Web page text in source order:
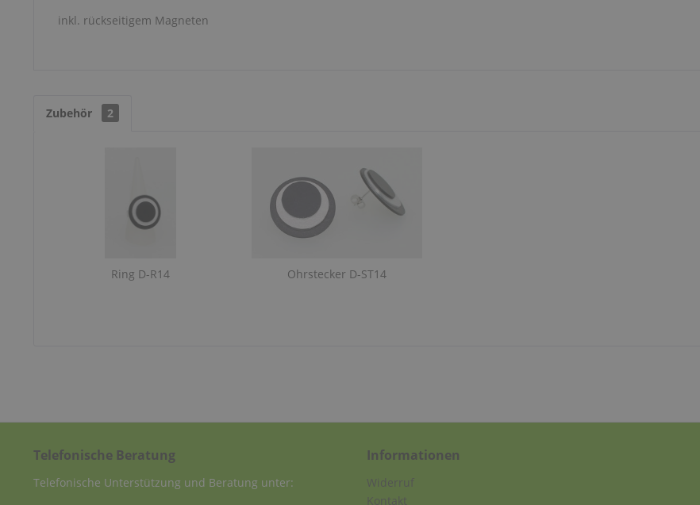
inkl. rückseitigem Magneten
Zubehör 2
Ring D-R14 Ohrstecker D-ST14
Telefonische Beratung
Telefonische Unterstützung und Beratung unter:
Informationen
Widerruf
Kontakt